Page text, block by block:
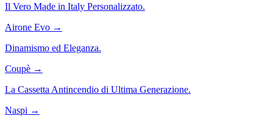
Il Vero Made in Italy Personalizzato.
Airone Evo →
Dinamismo ed Eleganza.
Coupè →
La Cassetta Antincendio di Ultima Generazione.
Naspi →